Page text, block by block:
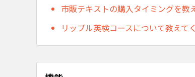
市販テキストの購入タイミングを教
リップル英検コースについて教えて